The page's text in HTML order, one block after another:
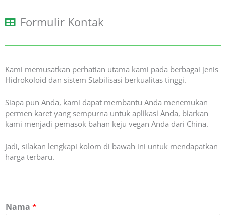
Formulir Kontak
Kami memusatkan perhatian utama kami pada berbagai jenis
Hidrokoloid dan sistem Stabilisasi berkualitas tinggi.
Siapa pun Anda, kami dapat membantu Anda menemukan
permen karet yang sempurna untuk aplikasi Anda, biarkan
kami menjadi pemasok bahan keju vegan Anda dari China.
Jadi, silakan lengkapi kolom di bawah ini untuk mendapatkan
harga terbaru.
Nama *